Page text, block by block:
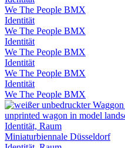
We The People BMX
Identität
We The People BMX
Identität
We The People BMX
Identität
We The People BMX
Identität
We The People BMX
Identität, Raum
Miniaturbiennale Düsseldorf